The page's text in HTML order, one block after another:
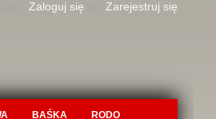
Zaloguj się Zarejestruj się
BAŚKA RODO